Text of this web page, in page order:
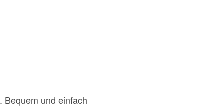
Bequem und einfach